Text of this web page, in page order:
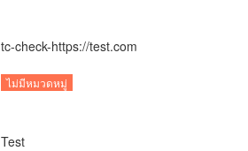
tc-check-https://test.com
ไม่มีหมวดหมู่
Test